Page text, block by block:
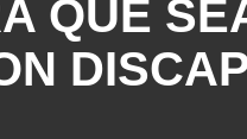
QUE